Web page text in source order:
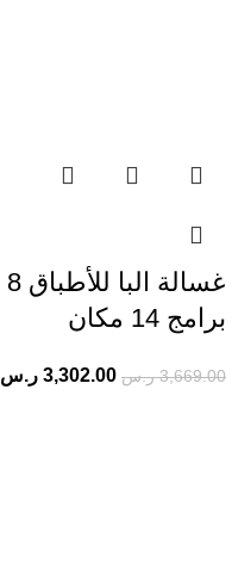
غسالة البا للأطباق 8
برامج 14 مكان
3,669.00 ر.س 3,302.00 ر.س